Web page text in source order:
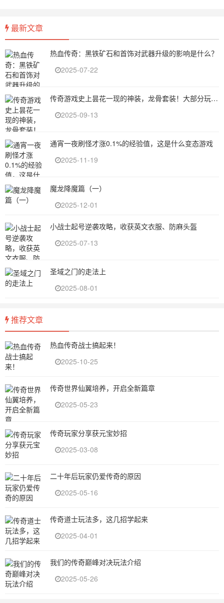
最新文章
热血传奇：黑铁矿石和首饰对武器升级的影响是什么？
2025-07-22
传奇游戏史上昙花一现的神装，龙骨套装！大部分玩家都不知道
2025-09-13
通宵一夜刷怪才涨0.1%的经验值，这是什么变态游戏
2025-11-19
魔龙降魔篇（一）
2025-12-01
小战士起号逆袭攻略，收获英文衣服、防麻头盔
2025-07-13
圣域之门的走法上
2025-08-01
推荐文章
热血传奇战士搞起来！
2025-10-25
传奇世界仙翼培养，开启全新篇章
2025-05-23
传奇玩家分享获元宝妙招
2025-03-08
二十年后玩家仍爱传奇的原因
2025-05-16
传奇道士玩法多，这几招学起来
2025-04-01
我们的传奇巅峰对决玩法介绍
2025-05-26